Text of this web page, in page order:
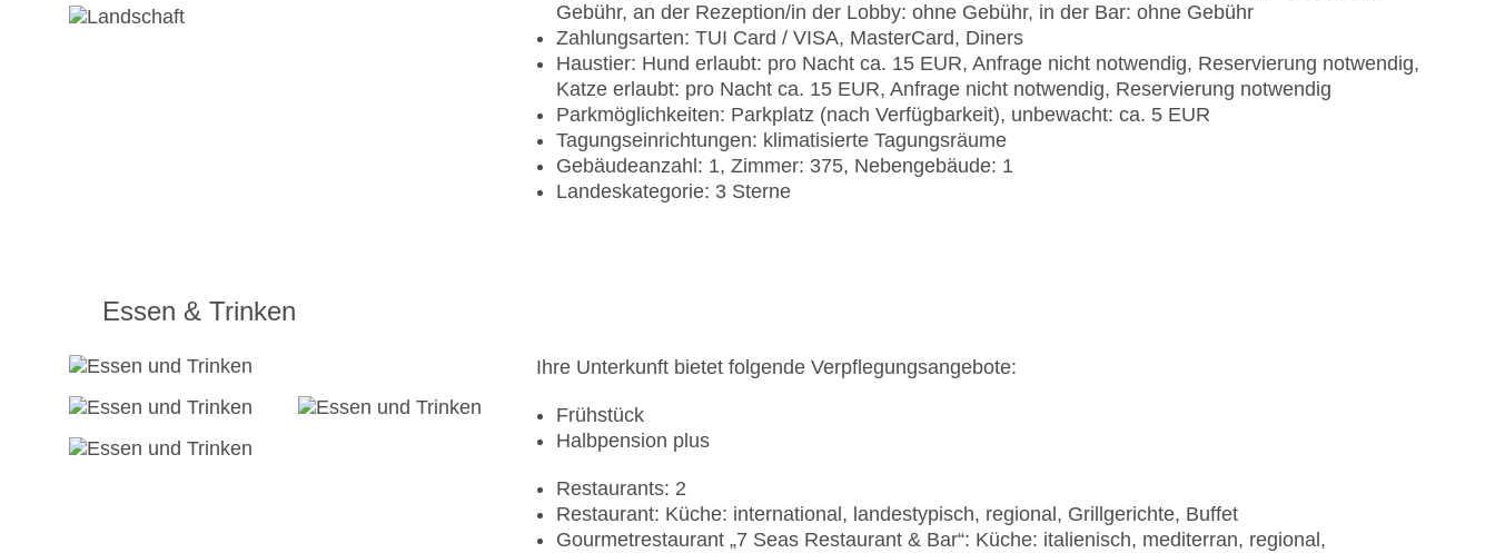
Gebühr, an der Rezeption/in der Lobby: ohne Gebühr, in der Bar: ohne Gebühr
Zahlungsarten: TUI Card / VISA, MasterCard, Diners
Haustier: Hund erlaubt: pro Nacht ca. 15 EUR, Anfrage nicht notwendig, Reservierung notwendig,
Katze erlaubt: pro Nacht ca. 15 EUR, Anfrage nicht notwendig, Reservierung notwendig
Parkmöglichkeiten: Parkplatz (nach Verfügbarkeit), unbewacht: ca. 5 EUR
Tagungseinrichtungen: klimatisierte Tagungsräume
Gebäudeanzahl: 1, Zimmer: 375, Nebengebäude: 1
Landeskategorie: 3 Sterne
Essen & Trinken
Ihre Unterkunft bietet folgende Verpflegungsangebote:
Frühstück
Halbpension plus
Restaurants: 2
Restaurant: Küche: international, landestypisch, regional, Grillgerichte, Buffet
Gourmetrestaurant „7 Seas Restaurant & Bar“: Küche: italienisch, mediterran, regional,